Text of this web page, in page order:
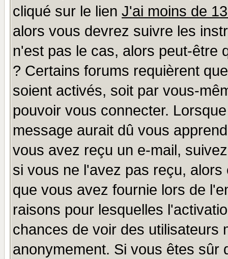
cliqué sur le lien J'ai moins de
alors vous devrez suivre les
n'est pas le cas, alors peut-être
? Certains forums requièrent
soient activés, soit par vous-
pouvoir vous connecter.
message aurait dû vous
vous avez reçu un e-mail,
si vous ne l'avez pas reçu,
que vous avez fournie lors de
raisons pour lesquelles
chances de voir des utilisateurs
anonymement. Si vous êtes sûr